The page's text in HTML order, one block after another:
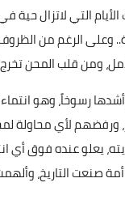
التي لاتزال
الرغم من الظروف
رسوخاً، وهو
ورفضهم لأي محاولة
يعلو عنده فوق أي
صنعت التاريخ،